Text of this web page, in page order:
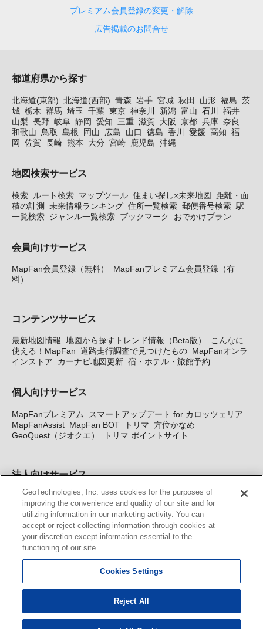
プレミアム会員登録の変更・解除
広告掲載のお問合せ
都道府県から探す
北海道(東部) 北海道(西部) 青森 岩手 宮城 秋田 山形 福島 茨
城 栃木 群馬 埼玉 千葉 東京 神奈川 新潟 富山 石川
福井
山梨 長野 岐阜 静岡 愛知 三重 滋賀 大阪 京都 兵庫 奈良
和歌山
鳥取 島根 岡山 広島 山口 徳島 香川 愛媛 高知 福
岡
佐賀 長崎 熊本 大分 宮崎 鹿児島 沖縄
地図検索サービス
検索 ルート検索 マップツール 住まい探し×未来地図
距離・面
積の計測 未来情報ランキング 住所一覧検索 郵便番号検索 駅
一覧検索 ジャンル一覧検索 ブックマーク おでかけプラン
会員向けサービス
MapFan会員登録（無料）
MapFanプレミアム会員登録（有
料）
コンテンツサービス
最新地図情報 地図から探すトレンド情報（Beta版）
こんなに
使える！MapFan 道路走行調査で見つけたもの MapFanオンラ
インストア
カーナビ地図更新 宿・ホテル・旅館予約
個人向けサービス
MapFanプレミアム
スマートアップデート for カロッツェリア
MapFanAssist MapFan BOT トリマ 方位かなめ
GeoQuest（ジオクエ）
トリマ ポイントサイト
法人向けサービス
法人向け地図・位置情報サービス WEBサイト・システム向け地
図API Windows PC向け地図開発キット MapFan DB 住所確認
サービス
MAP WORLD+ トリマ広告 Geo-Research
カーナビ地図更新サービス
MapFan スマートメンバーズ カロッツェリア地図割プラス
KENWOOD MapFan Club
GeoTechnologies, Inc. uses cookies for the purposes of
improving the convenience and quality of our site and for
utilizing information in our marketing activity. You can
accept or reject collecting information through cookies at
your discretion except information essential to the
functioning of our site.
Cookies Settings
Reject All